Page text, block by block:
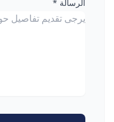
الرسالة *